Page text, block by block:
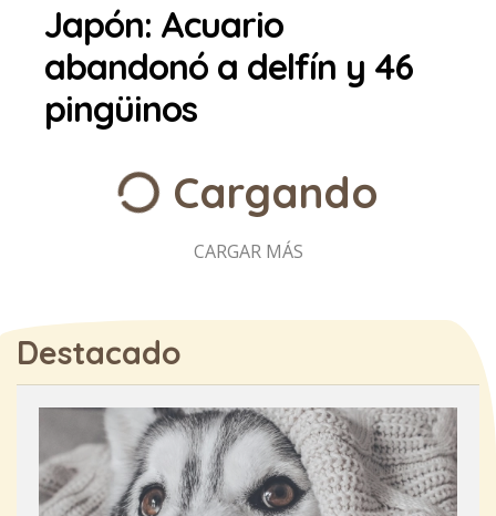
Japón: Acuario
abandonó a delfín y 46
pingüinos
Cargando
CARGAR MÁS
Destacado